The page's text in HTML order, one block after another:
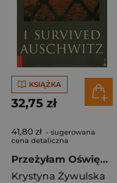
KSIĄŻKA
32,75 zł
41,80 zł - sugerowana
cena detaliczna
Przeżyłam Oświęcim wer. angielska
Krystyna Żywulska